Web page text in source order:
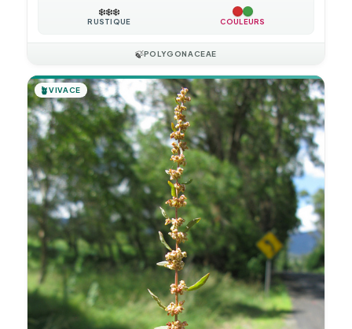
❄️❄️❄️
RUSTIQUE COULEURS
🍃POLYGONACEAE
🪴VIVACE